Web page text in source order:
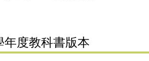
年度教科書版本